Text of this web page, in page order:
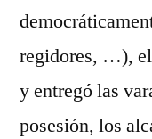
regidores, …),
y entregó las
posesión, los